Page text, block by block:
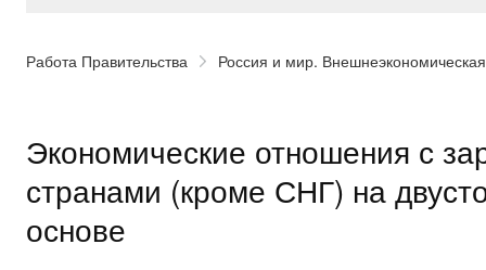
Работа Правительства Россия и мир.
Экономические отношения с
странами (кроме СНГ) на
основе